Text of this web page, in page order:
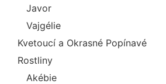
Javor
Vajgélie
Kvetoucí a Okrasné Popínavé
Rostliny
Akébie